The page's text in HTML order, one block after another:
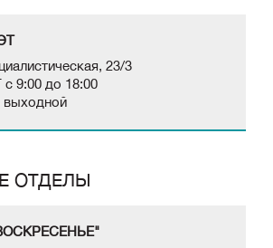
23/3
9:00 до 18:00
ОТДЕЛЫ